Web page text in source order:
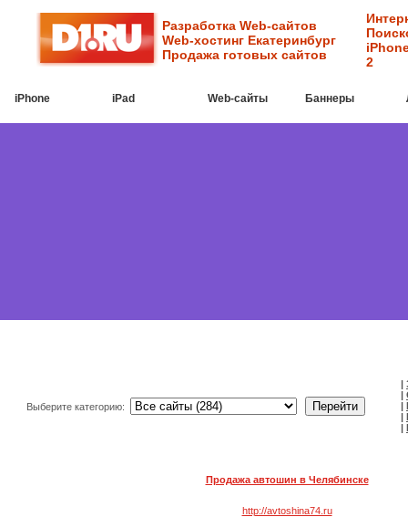
Разработка Web-сайтов
Web-хостинг Екатеринбург
Продажа готовых сайтов
2
iPhone iPad Web-cайты Баннеры
Выберите категорию:
|
|
|
|
|
Продажа автошин в Челябинске
http://avtoshina74.ru